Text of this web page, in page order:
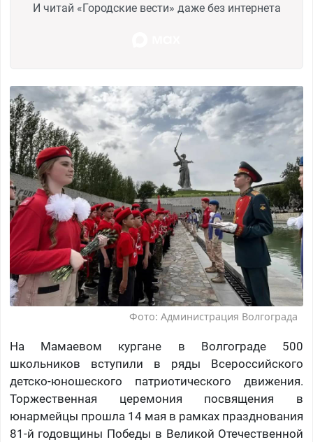
И читай «Городские вести» даже без интернета
Фото: Администрация Волгограда
На Мамаевом кургане в Волгограде 500
школьников вступили в ряды Всероссийского
детско-юношеского патриотического движения.
Торжественная церемония посвящения в
юнармейцы прошла 14 мая в рамках празднования
81-й годовщины Победы в Великой Отечественной